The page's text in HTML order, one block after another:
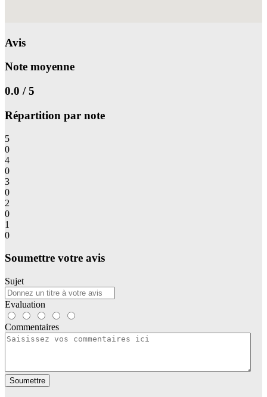
Avis
Note moyenne
0.0 / 5
Répartition par note
5
0
4
0
3
0
2
0
1
0
Soumettre votre avis
Sujet
Evaluation
Commentaires
Soumettre